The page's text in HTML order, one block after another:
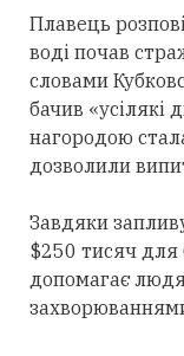
Плавець
воді почав
словами
бачив «усілякі
нагородою
дозволили
Завдяки
$250 тисяч для
допомагає